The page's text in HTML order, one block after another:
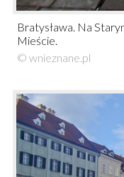
Bratysława. Na
Mieście.
© wnieznane.pl